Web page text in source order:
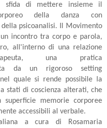
sfida di mettere insieme il
della danza con
della psicoanalisi. Il Movimento
incontro tra corpo e parola,
all'interno di una relazione
terapeuta, una pratica
da un rigoroso setting
quale si rende possibile la
stati di coscienza alterati, che
superficie memorie corporee
accessibili al verbale.
a cura di Rosamaria